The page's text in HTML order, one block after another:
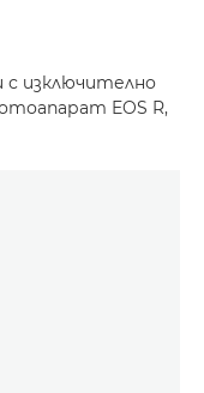
изключително
EOS R,